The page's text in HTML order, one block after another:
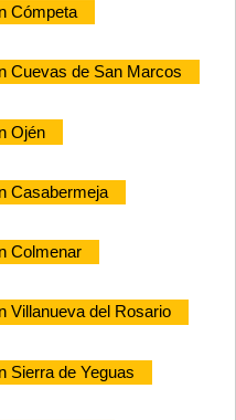
Cómpeta
Cuevas de San Marcos
Ojén
Casabermeja
Colmenar
Villanueva del Rosario
Sierra de Yeguas